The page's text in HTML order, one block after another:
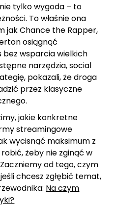
tylko wygoda – to
To właśnie ona
jak Chance the Rapper,
osiągnąć
bez wsparcia wielkich
narzędzia, social
pokazali, że droga
przez klasyczne
jakie konkretne
streamingowe
wycisnąć maksimum z
żeby nie zginąć w
od tego, czym
chcesz zgłębić temat,
Na czym